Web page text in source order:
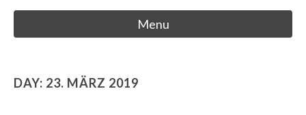
Menu
DAY: 23. MÄRZ 2019